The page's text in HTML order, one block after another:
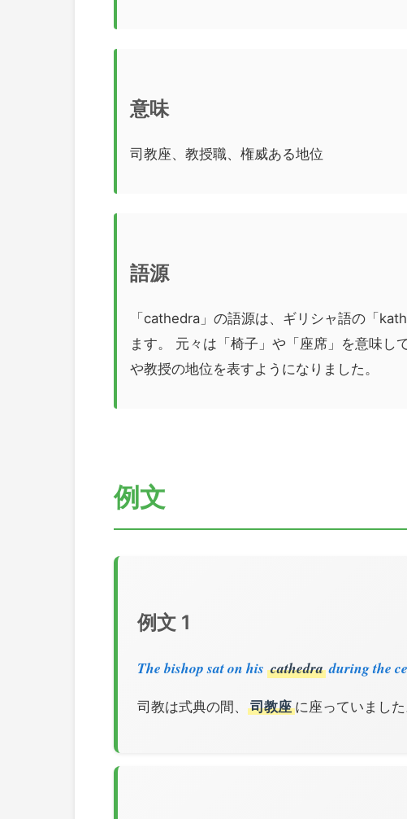
意味
司教座、教授職、権威ある地位
語源
「cathedra」の語源は、ギリシャ語の「
ます。 元々は「椅子」や「座席」を意味
や教授の地位を表すようになりました。
例文
例文 1
The bishop sat on his cathedra during the
司教は式典の間、 司教座に座っていました